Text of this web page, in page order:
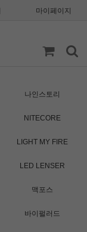
마이페이지
나인스토리
NITECORE
LIGHT MY FIRE
LED LENSER
맥포스
바이펄러드